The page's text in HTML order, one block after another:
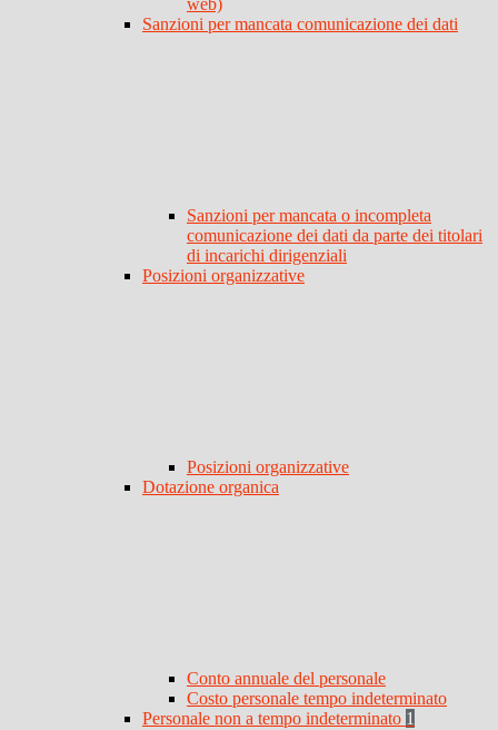
web)
Sanzioni per mancata comunicazione dei dati
Sanzioni per mancata o incompleta
comunicazione dei dati da parte dei titolari
di incarichi dirigenziali
Posizioni organizzative
Posizioni organizzative
Dotazione organica
Conto annuale del personale
Costo personale tempo indeterminato
Personale non a tempo indeterminato 1